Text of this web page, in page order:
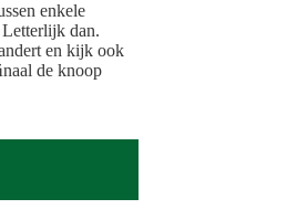
enkele
Letterlijk dan.
en kijk ook
de knoop